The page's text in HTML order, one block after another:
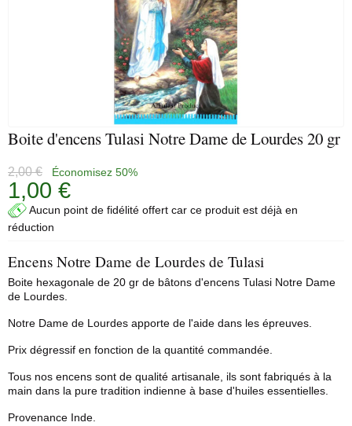
Boite d'encens Tulasi Notre Dame de Lourdes 20 gr
2,00 € Économisez 50%
1,00 €
Aucun point de fidélité offert car ce produit est déjà en
réduction
Encens Notre Dame de Lourdes de Tulasi
Boite hexagonale de 20 gr de bâtons d'encens Tulasi Notre Dame
de Lourdes.
Notre Dame de Lourdes apporte de l'aide dans les épreuves.
Prix dégressif en fonction de la quantité commandée.
Tous nos encens sont de qualité artisanale, ils sont fabriqués à la
main dans la pure tradition indienne à base d'huiles essentielles.
Provenance Inde.